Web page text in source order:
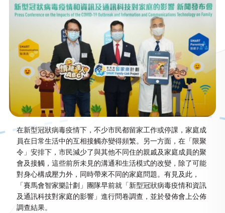
在新型冠狀病毒疫情下，不少市民都留家工作或停課，家庭成
員在日常生活中的互相接觸亦變得頻繁。另一方面，在「限聚
令」安排下，市民減少了與其他不同住的親戚及家庭成員的聚
會及接觸，這些前所未見的溝通和生活模式的改變，除了可能
對身心構成壓力外，同時帶來不同的家庭問題。有見及此，
「賽馬會智家樂計劃」團隊早前就「新型冠狀病毒疫情和資訊
及通訊科技對家庭的影響」進行問卷調查，並於發佈會上公佈
調查結果。